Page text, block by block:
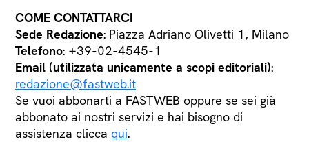
COME CONTATTARCI
Sede Redazione: Piazza Adriano Olivetti 1, Milano
Telefono: +39-02-4545-1
Email (utilizzata unicamente a scopi editoriali):
redazione@fastweb.it
Se vuoi abbonarti a FASTWEB oppure se sei già
abbonato ai nostri servizi e hai bisogno di
assistenza clicca qui.